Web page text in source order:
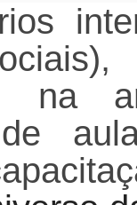
na
de